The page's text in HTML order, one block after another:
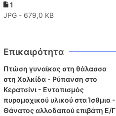
1
JPG - 679,0 KB
Επικαιρότητα
Πτώση γυναίκας στη θάλασσα
στη Χαλκίδα - Ρύπανση στο
Κερατσίνι - Εντοπισμός
πυρομαχικού υλικού στα Ίσθμια -
Θάνατος αλλοδαπού επιβάτη Ε/Γ